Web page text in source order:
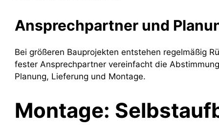
Ansprechpartner und
Bei größeren Bauprojekten entstehen regelmäßig
fester Ansprechpartner vereinfacht die
Planung, Lieferung und Montage.
Montage: